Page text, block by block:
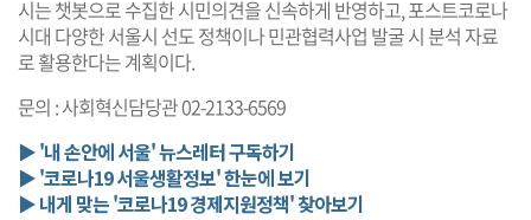
시는 챗봇으로 수집한 시민의견을 신속하게 반영하고, 포스트코로나
시대 다양한 서울시 선도 정책이나 민관협력사업 발굴 시 분석 자료
로 활용한다는 계획이다.
문의 : 사회혁신담당관 02-2133-6569
▶ '내 손안에 서울' 뉴스레터 구독하기
▶ '코로나19 서울생활정보' 한눈에 보기
▶ 내게 맞는 '코로나19 경제지원정책' 찾아보기